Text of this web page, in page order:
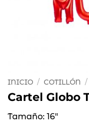
INICIO / COTILLÓN /
Cartel Globo
Tamaño: 16″